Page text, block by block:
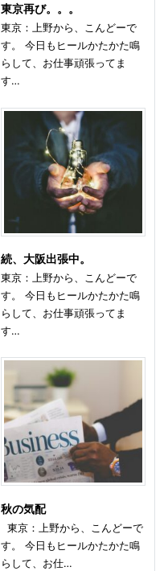
東京再び。。。
東京：上野から、こんどーで
す。 今日もヒールかたかた鳴
らして、お仕事頑張ってま
す…
続、大阪出張中。
東京：上野から、こんどーで
す。 今日もヒールかたかた鳴
らして、お仕事頑張ってま
す…
秋の気配
東京：上野から、こんどーで
す。 今日もヒールかたかた鳴
らして、お仕…